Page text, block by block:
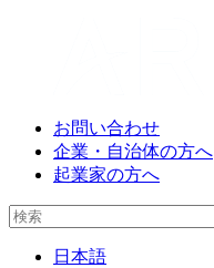
お問い合わせ
企業・自治体の方へ
起業家の方へ
日本語